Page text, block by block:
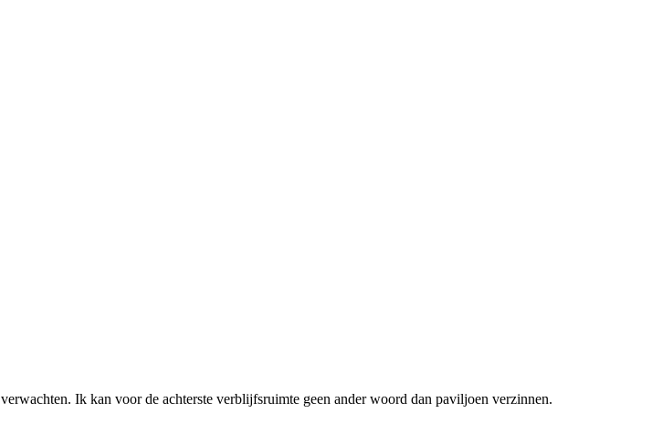
verwachten. Ik kan voor de achterste verblijfsruimte geen ander woord dan paviljoen verzinnen.